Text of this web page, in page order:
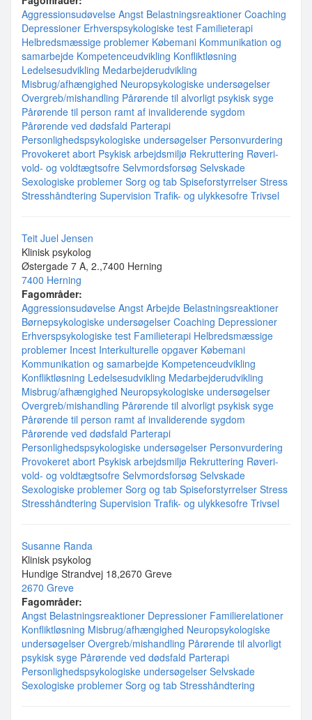
Aggressionsudøvelse Angst Belastningsreaktioner Coaching
Depressioner Erhverspsykologiske test Familieterapi
Helbredsmæssige problemer Købemani Kommunikation og
samarbejde Kompetenceudvikling Konfliktløsning
Ledelsesudvikling Medarbejderudvikling
Misbrug/afhængighed Neuropsykologiske undersøgelser
Overgreb/mishandling Pårørende til alvorligt psykisk syge
Pårørende til person ramt af invaliderende sygdom
Pårørende ved dødsfald Parterapi
Personlighedspsykologiske undersøgelser Personvurdering
Provokeret abort Psykisk arbejdsmiljø Rekruttering Røveri-
vold- og voldtægtsofre Selvmordsforsøg Selvskade
Sexologiske problemer Sorg og tab Spiseforstyrrelser Stress
Stresshåndtering Supervision Trafik- og ulykkesofre Trivsel
Teit Juel Jensen
Klinisk psykolog
Østergade 7 A, 2.,7400 Herning
7400 Herning
Fagområder:
Aggressionsudøvelse Angst Arbejde Belastningsreaktioner
Børnepsykologiske undersøgelser Coaching Depressioner
Erhverspsykologiske test Familieterapi Helbredsmæssige
problemer Incest Interkulturelle opgaver Købemani
Kommunikation og samarbejde Kompetenceudvikling
Konfliktløsning Ledelsesudvikling Medarbejderudvikling
Misbrug/afhængighed Neuropsykologiske undersøgelser
Overgreb/mishandling Pårørende til alvorligt psykisk syge
Pårørende til person ramt af invaliderende sygdom
Pårørende ved dødsfald Parterapi
Personlighedspsykologiske undersøgelser Personvurdering
Provokeret abort Psykisk arbejdsmiljø Rekruttering Røveri-
vold- og voldtægtsofre Selvmordsforsøg Selvskade
Sexologiske problemer Sorg og tab Spiseforstyrrelser Stress
Stresshåndtering Supervision Trafik- og ulykkesofre Trivsel
Susanne Randa
Klinisk psykolog
Hundige Strandvej 18,2670 Greve
2670 Greve
Fagområder:
Angst Belastningsreaktioner Depressioner Familierelationer
Konfliktløsning Misbrug/afhængighed Neuropsykologiske
undersøgelser Overgreb/mishandling Pårørende til alvorligt
psykisk syge Pårørende ved dødsfald Parterapi
Personlighedspsykologiske undersøgelser Selvskade
Sexologiske problemer Sorg og tab Stresshåndtering